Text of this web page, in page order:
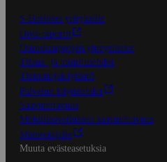
S-Business yrityksille
Oiva-raportit
Osuuskauppojen yhteystiedot
Tilaus- ja toimitusehdot
Tietosuojakäytäntö
Palvelun käyttöehdot
Saavutettavuus
Mobiilisovelluksen saavutettavuus
Mainostajalle
Muuta evästeasetuksia